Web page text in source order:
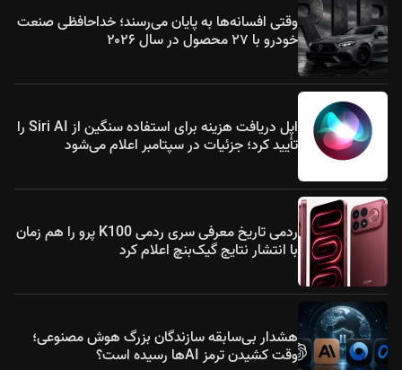
وقتی افسانه‌ها به پایان می‌رسند؛ خداحافظی صنعت
خودرو با ۲۷ محصول در سال ۲۰۲۶
اپل دریافت هزینه برای استفاده سنگین از Siri AI را
تأیید کرد؛ جزئیات در سپتامبر اعلام می‌شود
ردمی تاریخ معرفی سری ردمی K100 پرو را هم زمان
با انتشار نتایج گیک‌بنچ اعلام کرد
هشدار بی‌سابقه سازندگان بزرگ هوش مصنوعی؛
وقت کشیدن ترمز AIها رسیده است؟